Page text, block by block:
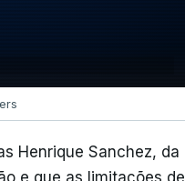
Henrique Sanchez, da
e que as limitações de